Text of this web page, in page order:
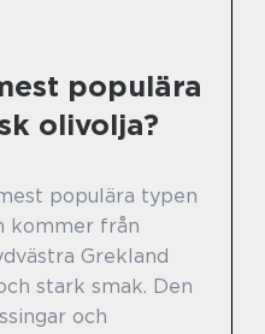
populära
olivolja?
populära typen
kommer från
Grekland
stark smak. Den
och